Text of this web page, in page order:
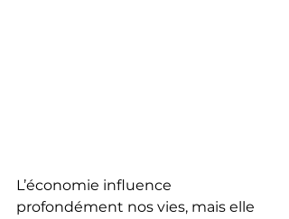
L’économie influence
profondément nos vies, mais elle